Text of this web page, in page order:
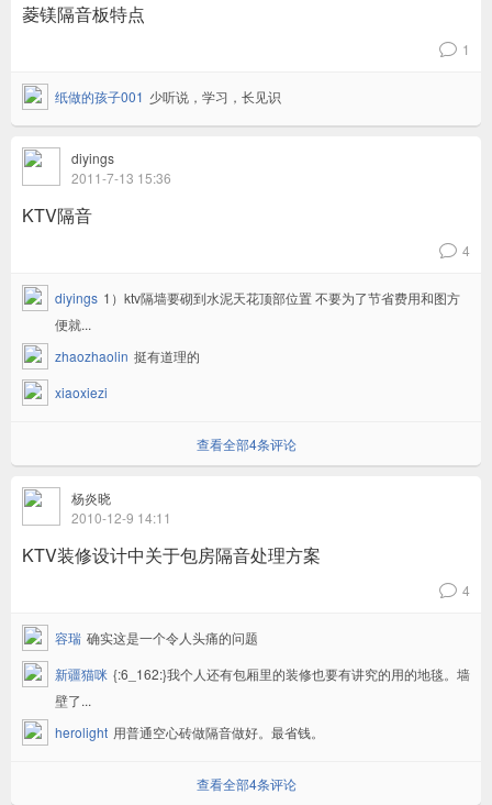
菱镁隔音板特点
v 1
纸做的孩子001 少听说，学习，长见识
diyings
2011-7-13 15:36
KTV隔音
v 4
diyings 1）ktv隔墙要砌到水泥天花顶部位置 不要为了节省费用和图方
便就...
zhaozhaolin 挺有道理的
xiaoxiezi
查看全部4条评论
杨炎晓
2010-12-9 14:11
KTV装修设计中关于包房隔音处理方案
v 4
容瑞 确实这是一个令人头痛的问题
新疆猫咪 {:6_162:}我个人还有包厢里的装修也要有讲究的用的地毯。墙
壁了...
herolight 用普通空心砖做隔音做好。最省钱。
查看全部4条评论